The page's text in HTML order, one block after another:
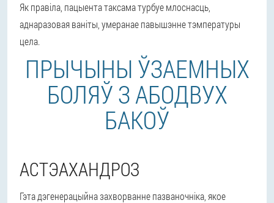
Як правіла, пацыента таксама турбуе млоснасць,
аднаразовая ваніты, умеранае павышэнне тэмпературы
цела.
ПРЫЧЫНЫ ЎЗАЕМНЫХ
БОЛЯЎ З АБОДВУХ
БАКОЎ
АСТЭАХАНДРОЗ
Гэта дэгенерацыйна захворванне пазваночніка, якое